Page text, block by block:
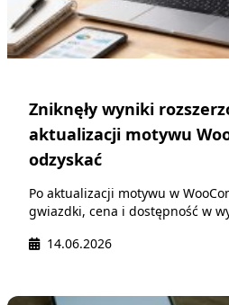
Zniknęły wyniki
aktualizacji motywu
odzyskać
Po aktualizacji motywu w
gwiazdki, cena i dostępność w
14.06.2026